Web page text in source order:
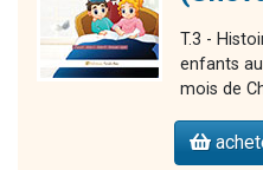
T.3 -
enfants
mois de